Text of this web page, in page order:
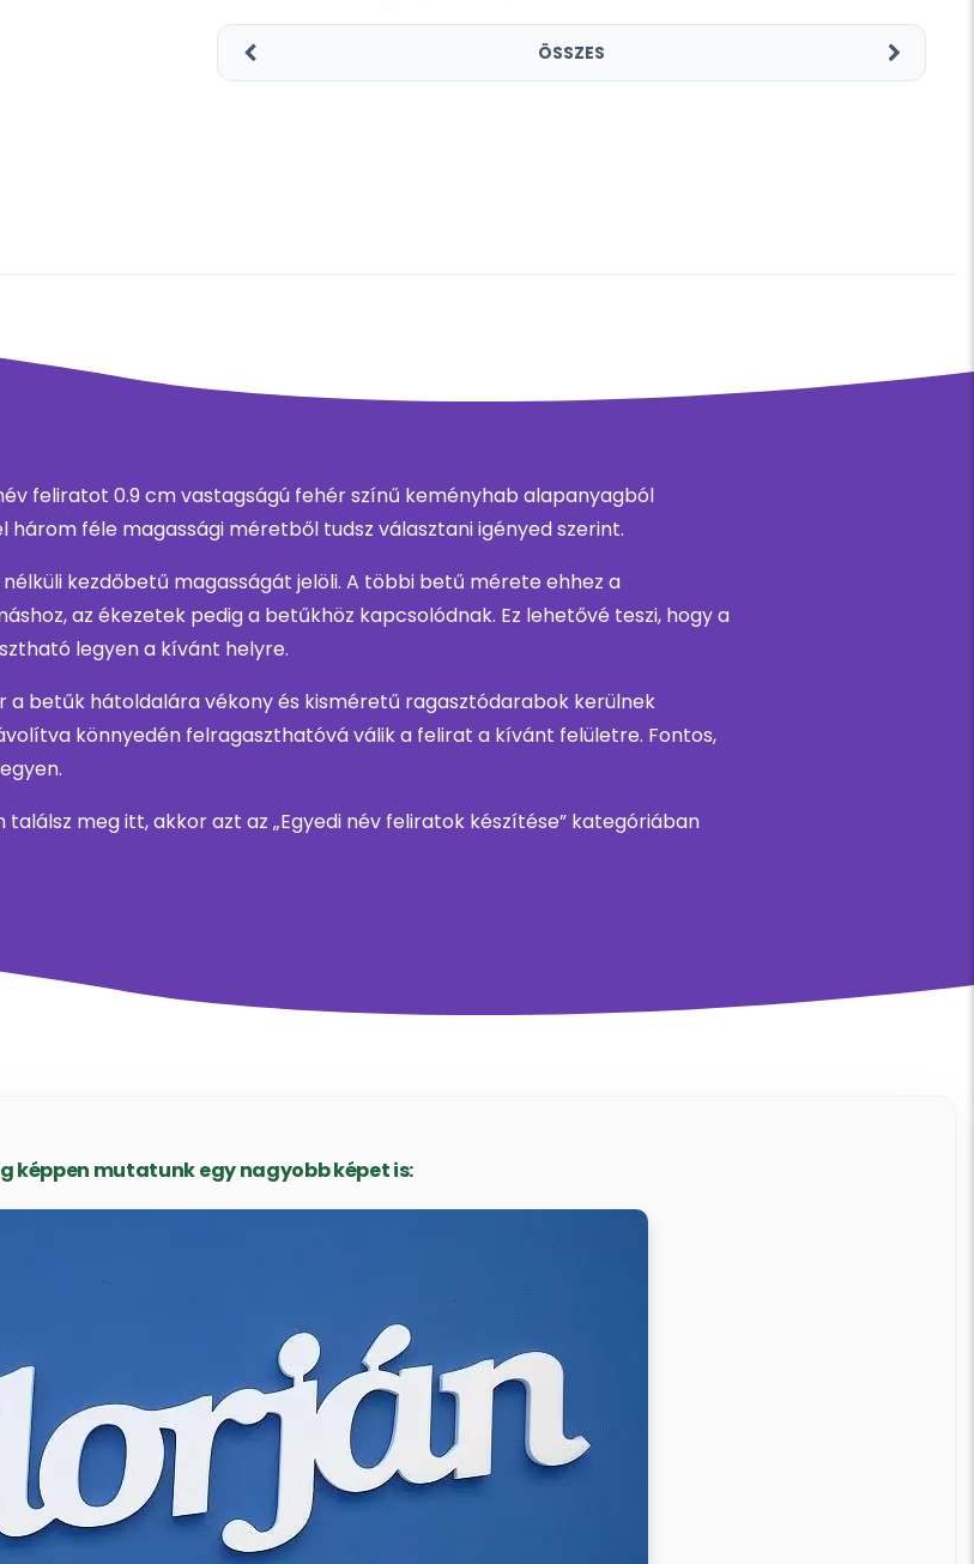
ÖSSZES
feliratot 0.9 cm vastagságú fehér színű keményhab alapanyagból
három féle magassági méretből tudsz választani igényed szerint.
kezdőbetű magasságát jelöli. A többi betű mérete ehhez a
az ékezetek pedig a betűkhöz kapcsolódnak. Ez lehetővé teszi, hogy a
legyen a kívánt helyre.
a betűk hátoldalára vékony és kisméretű ragasztódarabok kerülnek
könnyedén felragaszthatóvá válik a felirat a kívánt felületre. Fontos,
meg itt, akkor azt az „Egyedi név feliratok készítése” kategóriában
képpen mutatunk egy nagyobb képet is: